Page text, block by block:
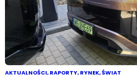
AKTUALNOŚCI,RAPORTY,RYNEK,ŚWIAT